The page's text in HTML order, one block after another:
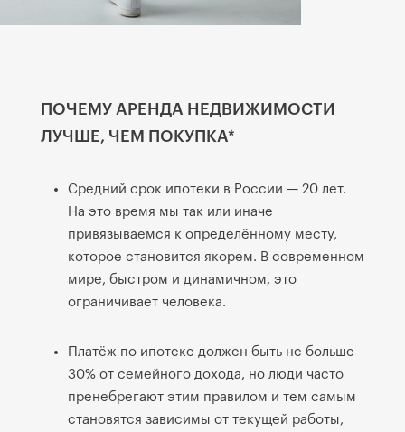
ПОЧЕМУ АРЕНДА НЕДВИЖИМОСТИ
ЛУЧШЕ, ЧЕМ ПОКУПКА*
Средний срок ипотеки в России — 20 лет.
На это время мы так или иначе
привязываемся к определённому месту,
которое становится якорем. В современном
мире, быстром и динамичном, это
ограничивает человека.
Платёж по ипотеке должен быть не больше
30% от семейного дохода, но люди часто
пренебрегают этим правилом и тем самым
становятся зависимы от текущей работы,